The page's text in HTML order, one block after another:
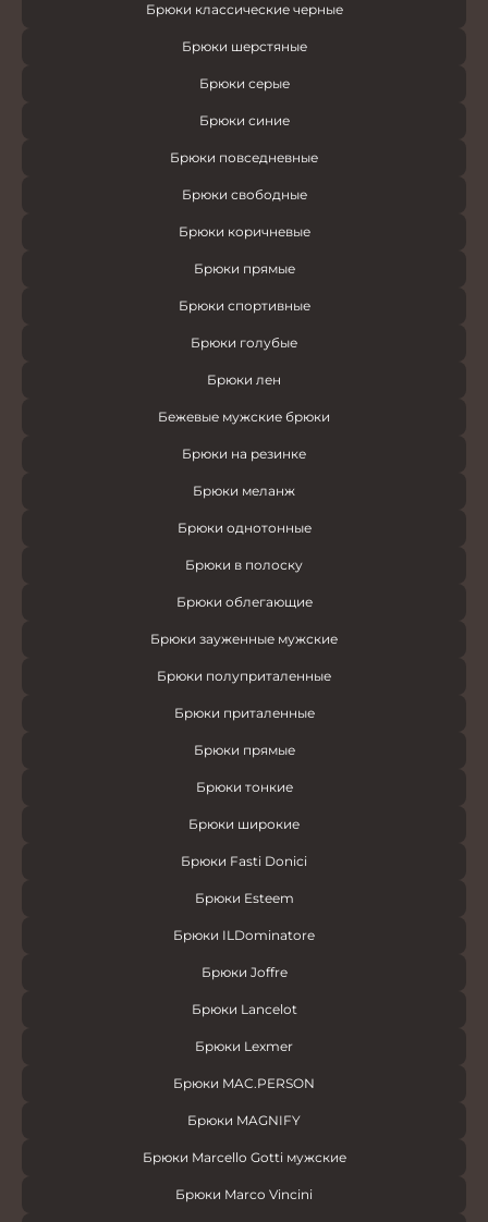
Брюки классические черные
Брюки шерстяные
Брюки серые
Брюки синие
Брюки повседневные
Брюки свободные
Брюки коричневые
Брюки прямые
Брюки спортивные
Брюки голубые
Брюки лен
Бежевые мужские брюки
Брюки на резинке
Брюки меланж
Брюки однотонные
Брюки в полоску
Брюки облегающие
Брюки зауженные мужские
Брюки полуприталенные
Брюки приталенные
Брюки прямые
Брюки тонкие
Брюки широкие
Брюки Fasti Donici
Брюки Esteem
Брюки ILDominatore
Брюки Joffre
Брюки Lancelot
Брюки Lexmer
Брюки MAC.PERSON
Брюки MAGNIFY
Брюки Marcello Gotti мужские
Брюки Marco Vincini